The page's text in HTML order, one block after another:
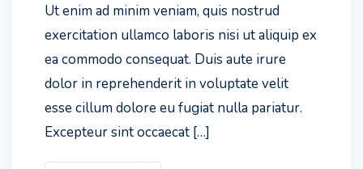
Ut enim ad minim veniam, quis nostrud
exercitation ullamco laboris nisi ut aliquip ex
ea commodo consequat. Duis aute irure
dolor in reprehenderit in voluptate velit
esse cillum dolore eu fugiat nulla pariatur.
Excepteur sint occaecat […]